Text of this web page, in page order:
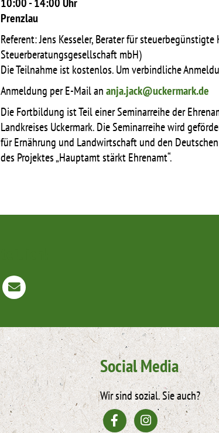
Prenzlau
Referent: Jens Kesseler,Berater für steuerbegünstigte
Steuerberatungsgesellschaft mbH)
Die Teilnahme ist kostenlos. Um verbindliche
Anmeldung per E-Mail ananja.jack@uckermark.de
Die Fortbildung ist Teil einer Seminarreihe der
Landkreises Uckermark. Die Seminarreihe wird
für Ernährung und Landwirtschaft und den
des Projektes „Hauptamt stärkt Ehrenamt“.
Social Media
Wir sind sozial. Sie auch?